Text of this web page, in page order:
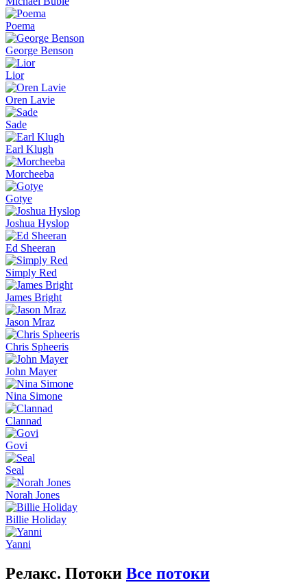
Poema
George Benson
Lior
Oren Lavie
Sade
Earl Klugh
Morcheeba
Gotye
Joshua Hyslop
Ed Sheeran
Simply Red
James Bright
Jason Mraz
Chris Spheeris
John Mayer
Nina Simone
Clannad
Govi
Seal
Norah Jones
Billie Holiday
Yanni
Релакс. Потоки Все потоки